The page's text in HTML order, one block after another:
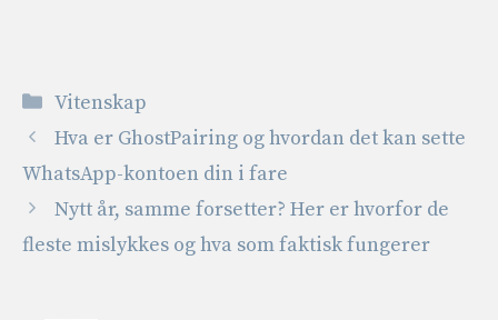
Kategorier
Vitenskap
Hva er GhostPairing og hvordan det kan sette
WhatsApp-kontoen din i fare
Nytt år, samme forsetter? Her er hvorfor de
fleste mislykkes og hva som faktisk fungerer